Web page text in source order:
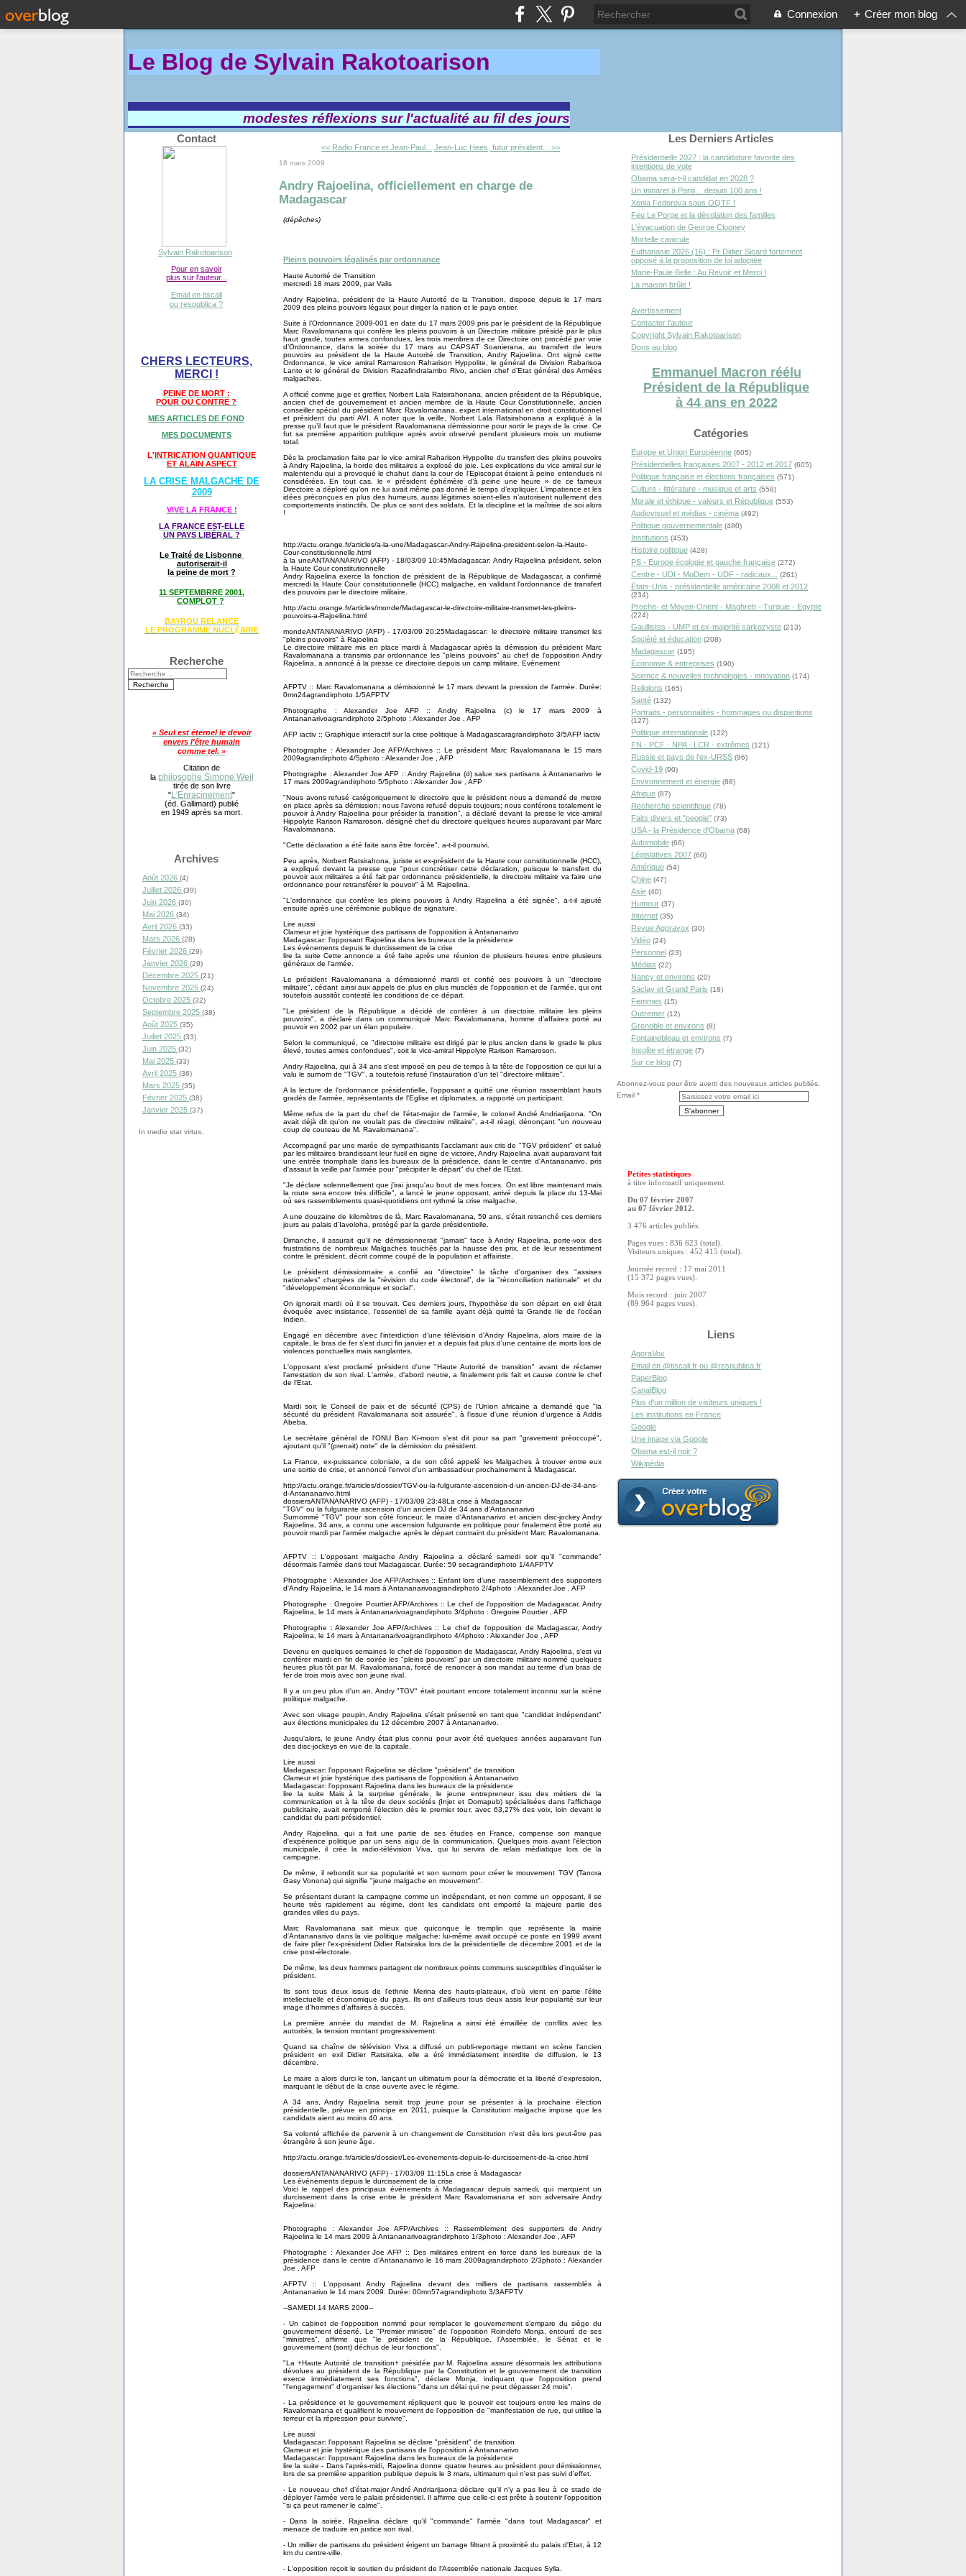
Connexion + Créer mon blog
Le Blog de Sylvain Rakotoarison
modestes réflexions sur l'actualité au fil des jours
Contact
Sylvain Rakotoarison
Pour en savoir
plus sur l'auteur...
Email en tiscali
ou respublica ?
CHERS LECTEURS,
MERCI !
PEINE DE MORT :
POUR OU CONTRE ?
MES ARTICLES DE FOND
MES DOCUMENTS
L'INTRICATION QUANTIQUE
ET ALAIN ASPECT
LA CRISE MALGACHE DE
2009
VIVE LA FRANCE !
LA FRANCE EST-ELLE
UN PAYS LIBÉRAL ?
Le Traité de Lisbonne
autoriserait-il
la peine de mort ?
11 SEPTEMBRRE 2001,
COMPLOT ?
BAYROU RELANCE
LE PROGRAMME NUCLÉAIRE
Recherche
« Seul est éternel le devoir
envers l'être humain
comme tel. »
Citation de
la philosophe Simone Weil
tirée de son livre
"L'Enracinement"
(éd. Gallimard) publié
en 1949 après sa mort.
Archives
Août 2026 (4)
Juillet 2026 (39)
Juin 2026 (30)
Mai 2026 (34)
Avril 2026 (33)
Mars 2026 (28)
Février 2026 (29)
Janvier 2026 (29)
Décembre 2025 (21)
Novembre 2025 (24)
Octobre 2025 (32)
Septembre 2025 (38)
Août 2025 (35)
Juillet 2025 (33)
Juin 2025 (32)
Mai 2025 (33)
Avril 2025 (36)
Mars 2025 (35)
Février 2025 (38)
Janvier 2025 (37)
In medio stat virtus.
<< Radio France et Jean-Paul... Jean-Luc Hees, futur président... >>
18 mars 2009
Andry Rajoelina, officiellement en charge de
Madagascar
(dépêches)
Pleins pouvoirs légalisés par ordonnance
Haute Autorité de Transition
mercredi 18 mars 2009, par Valis
Andry Rajoelina, président de la Haute Autorité de la Transition, dispose depuis le 17 mars
2009 des pleins pouvoirs légaux pour diriger la nation et le pays entier.
Suite à l’Ordonnance 2009-001 en date du 17 mars 2009 pris par le président de la République
Marc Ravalomanana qui confère les pleins pouvoirs à un Directoire militaire présidé par le plus
haut gradé, toutes armes confondues, les trois membres de ce Directoire ont procédé par voie
d’Ordonnance, dans la soirée du 17 mars au CAPSAT Soanierana, au transfert de leurs
pouvoirs au président de la Haute Autorité de Transition, Andry Rajoelina. Ont signé cette
Ordonnance, le vice amiral Ramaroson Raharison Hyppolite, le général de Division Rabarisoa
Lanto et le général de Division Razafindralambo Rivo, ancien chef d’Etat général des Armées
malgaches.
A officié comme juge et greffier, Norbert Lala Ratsirahonana, ancien président de la République,
ancien chef de gouvernement et ancien membre de la Haute Cour Constitutionnelle, ancien
conseiller spécial du président Marc Ravalomanana, expert international en droit constitutionnel
et président du parti AVI. A noter que la veille, Norbert Lala Ratsirahonana a expliqué à la
presse qu’il faut que le président Ravalomanana démissionne pour sortir le pays de la crise. Ce
fut sa première apparition publique après avoir observé pendant plusieurs mois un mutisme
total.
Dès la proclamation faite par le vice amiral Raharison Hyppolite du transfert des pleins pouvoirs
à Andry Rajoelina, la horde des militaires a explosé de joie. Les explications du vice amiral sur le
malentendu qui a provoqué le chahut dans la cour de l’Episcopat étaient à peine entendues ni
considérées. En tout cas, le « président éphémère d’à peine une heure » de ce fameux
Directoire a déploré qu’on ne lui avait même pas donné le temps d’expliquer. L’impatience et les
idées préconçues en plus des humeurs, aussi légitimes soient-elles n’autorisent nullement des
comportements instinctifs. De plus ce sont des soldats. Et la discipline et la maîtrise de soi alors
!
http://actu.orange.fr/articles/a-la-une/Madagascar-Andry-Rajoelina-president-selon-la-Haute-
Cour-constitutionnelle.html
à la uneANTANANARIVO (AFP) - 18/03/09 10:45Madagascar: Andry Rajoelina président, selon
la Haute Cour constitutionnelle
Andry Rajoelina exerce la fonction de président de la République de Madagascar, a confirmé
mercredi la Haute Cour constitutionnelle (HCC) malgache, en validant l'ordonnance de transfert
des pouvoirs par le directoire militaire.
http://actu.orange.fr/articles/monde/Madagascar-le-directoire-militaire-transmet-les-pleins-
pouvoirs-a-Rajoelina.html
mondeANTANANARIVO (AFP) - 17/03/09 20:25Madagascar: le directoire militaire transmet les
"pleins pouvoirs" à Rajoelina
Le directoire militaire mis en place mardi à Madagascar après la démission du président Marc
Ravalomanana a transmis par ordonnance les "pleins pouvoirs" au chef de l'opposition Andry
Rajoelina, a annoncé à la presse ce directoire depuis un camp militaire. Evènement
AFPTV :: Marc Ravalomanana a démissionné le 17 mars devant la pression de l'armée. Durée:
0mn24agrandirphoto 1/5AFPTV
Photographe : Alexander Joe AFP :: Andry Rajoelina (c) le 17 mars 2009 à
Antananarivoagrandirphoto 2/5photo : Alexander Joe , AFP
AFP iactiv :: Graphique interactif sur la crise politique à Madagascaragrandirphoto 3/5AFP iactiv
Photographe : Alexander Joe AFP/Archives :: Le président Marc Ravalomanana le 15 mars
2009agrandirphoto 4/5photo : Alexander Joe , AFP
Photographe : Alexander Joe AFP :: Andry Rajoelina (d) salue ses partisans à Antananarivo le
17 mars 2009agrandirphoto 5/5photo : Alexander Joe , AFP
"Nous avons refusé catégoriquement le directoire que le président nous a demandé de mettre
en place après sa démission; nous l'avons refusé depuis toujours; nous conférons totalement le
pouvoir à Andry Rajoelina pour présider la transition", a déclaré devant la presse le vice-amiral
Hippolyte Rarison Ramaroson, désigné chef du directoire quelques heures auparavant par Marc
Ravalomanana.
"Cette déclaration a été faite sans être forcée", a-t-il poursuivi.
Peu après, Norbert Ratsirahona, juriste et ex-président de la Haute cour constitutionnelle (HCC),
a expliqué devant la presse que "pour concrétiser cette déclaration, puisque le transfert du
pouvoir aux militaires a été fait par ordonnance présidentielle, le directoire militaire va faire une
ordonnance pour retransférer le pouvoir" à M. Rajoelina.
"L'ordonnance qui confère les pleins pouvoirs à Andry Rajoelina a été signée", a-t-il ajouté
ensuite après une cérémonie publique de signature.
Lire aussi
Clameur et joie hystérique des partisans de l'opposition à Antananarivo
Madagascar: l'opposant Rajoelina dans les bureaux de la présidence
Les événements depuis le durcissement de la crise
lire la suite Cette annonce a été faite après une réunion de plusieurs heures entre plusieurs
généraux de l'armée.
Le président Ravalomanana a démissionné mardi et confié ses pouvoirs à un "directoire
militaire", cédant ainsi aux appels de plus en plus musclés de l'opposition et de l'armée, qui ont
toutefois aussitôt contesté les conditions de ce départ.
"Le président de la République a décidé de conférer à un directoire militaire les pleins
pouvoirs", a déclaré dans un communiqué Marc Ravalomanana, homme d'affaires porté au
pouvoir en 2002 par un élan populaire.
Selon le communiqué, ce "directoire militaire est dirigé par le plus ancien dans le grade le plus
élevé, toutes armes confondues", soit le vice-amiral Hippolyte Rarison Ramaroson.
Andry Rajoelina, qui à 34 ans s'est imposé en peu de temps à la tête de l'opposition ce qui lui a
valu le surnom de "TGV", a toutefois refusé l'instauration d'un tel "directoire militaire".
A la lecture de l'ordonnance présidentielle, l'opposant a quitté une réunion rassemblant hauts
gradés de l'armée, représentants de l'Eglise et diplomates, a rapporté un participant.
Même refus de la part du chef de l'état-major de l'armée, le colonel André Andriarijaona. "On
avait déjà dit qu'on ne voulait pas de directoire militaire", a-t-il réagi, dénonçant "un nouveau
coup de couteau de M. Ravalomanana".
Accompagné par une marée de sympathisants l'acclamant aux cris de "TGV président" et salué
par les militaires brandissant leur fusil en signe de victoire, Andry Rajoelina avait auparavant fait
une entrée triomphale dans les bureaux de la présidence, dans le centre d'Antananarivo, pris
d'assaut la veille par l'armée pour "précipiter le départ" du chef de l'Etat.
"Je déclare solennellement que j'irai jusqu'au bout de mes forces. On est libre maintenant mais
la route sera encore très difficile", a lancé le jeune opposant, arrivé depuis la place du 13-Mai
où ses rassemblements quasi-quotidiens ont rythmé la crise malgache.
A une douzaine de kilomètres de là, Marc Ravalomanana, 59 ans, s'était retranché ces derniers
jours au palais d'Iavoloha, protégé par la garde présidentielle.
Dimanche, il assurait qu'il ne démissionnerait "jamais" face à Andry Rajoelina, porte-voix des
frustrations de nombreux Malgaches touchés par la hausse des prix, et de leur ressentiment
contre le président, décrit comme coupé de la population et affairiste.
Le président démissionnaire a confié au "directoire" la tâche d'organiser des "assises
nationales" chargées de la "révision du code électoral", de la "réconciliation nationale" et du
"développement économique et social".
On ignorait mardi où il se trouvait. Ces derniers jours, l'hypothèse de son départ en exil était
évoquée avec insistance, l'essentiel de sa famille ayant déjà quitté la Grande Ile de l'océan
Indien.
Engagé en décembre avec l'interdiction d'une télévision d'Andry Rajoelina, alors maire de la
capitale, le bras de fer s'est durci fin janvier et a depuis fait plus d'une centaine de morts lors de
violences ponctuelles mais sanglantes.
L'opposant s'est proclamé président d'une "Haute Autorité de transition" avant de réclamer
l'arrestation de son rival. L'armée, d'abord neutre, a finalement pris fait et cause contre le chef
de l'Etat.
Mardi soir, le Conseil de paix et de sécurité (CPS) de l'Union africaine a demandé que "la
sécurité du président Ravalomanana soit assurée", à l'issue d'une réunion d'urgence à Addis
Abeba.
Le secrétaire général de l'ONU Ban Ki-moon s'est dit pour sa part "gravement préoccupé",
ajoutant qu'il "(prenait) note" de la démission du président.
La France, ex-puissance coloniale, a de son côté appelé les Malgaches à trouver entre eux
une sortie de crise, et annoncé l'envoi d'un ambassadeur prochainement à Madagascar.
http://actu.orange.fr/articles/dossier/TGV-ou-la-fulgurante-ascension-d-un-ancien-DJ-de-34-ans-
d-Antananarivo.html
dossiersANTANANARIVO (AFP) - 17/03/09 23:48La crise à Madagascar
"TGV" ou la fulgurante ascension d'un ancien DJ de 34 ans d'Antananarivo
Surnommé "TGV" pour son côté fonceur, le maire d'Antananarivo et ancien disc-jockey Andry
Rajoelina, 34 ans, a connu une ascension fulgurante en politique pour finalement être porté au
pouvoir mardi par l'armée malgache après le départ contraint du président Marc Ravalomanana.
AFPTV :: L'opposant malgache Andry Rajoelina a déclaré samedi soir qu'il "commande"
désormais l'armée dans tout Madagascar. Durée: 59 secagrandirphoto 1/4AFPTV
Photographe : Alexander Joe AFP/Archives :: Enfant lors d'une rassemblement des supporters
d'Andry Rajoelina, le 14 mars à Antananarivoagrandirphoto 2/4photo : Alexander Joe , AFP
Photographe : Gregoire Pourtier AFP/Archives :: Le chef de l'opposition de Madagascar, Andry
Rajoelina, le 14 mars à Antananarivoagrandirphoto 3/4photo : Gregoire Pourtier , AFP
Photographe : Alexander Joe AFP/Archives :: Le chef de l'opposition de Madagascar, Andry
Rajoelina, le 14 mars à Antananarivoagrandirphoto 4/4photo : Alexander Joe , AFP
Devenu en quelques semaines le chef de l'opposition de Madagascar, Andry Rajoelina, s'est vu
conférer mardi en fin de soirée les "pleins pouvoirs" par un directoire militaire nommé quelques
heures plus tôt par M. Ravalomanana, forcé de renoncer à son mandat au terme d'un bras de
fer de trois mois avec son jeune rival.
Il y a un peu plus d'un an, Andry "TGV" était pourtant encore totalement inconnu sur la scène
politique malgache.
Avec son visage poupin, Andry Rajoelina s'était présenté en tant que "candidat indépendant"
aux élections municipales du 12 décembre 2007 à Antananarivo.
Jusqu'alors, le jeune Andry était plus connu pour avoir été quelques années auparavant l'un
des disc-jockeys en vue de la capitale.
Lire aussi
Madagascar: l'opposant Rajoelina se déclare "président" de transition
Clameur et joie hystérique des partisans de l'opposition à Antananarivo
Madagascar: l'opposant Rajoelina dans les bureaux de la présidence
lire la suite Mais à la surprise générale, le jeune entrepreneur issu des métiers de la
communication et à la tête de deux sociétés (Injet et Domapub) spécialisées dans l'affichage
publicitaire, avait remporté l'élection dès le premier tour, avec 63,27% des voix, loin devant le
candidat du parti présidentiel.
Andry Rajoelina, qui a fait une partie de ses études en France, compense son manque
d'expérience politique par un sens aigu de la communication. Quelques mois avant l'élection
municipale, il crée la radio-télévision Viva, qui lui servira de relais médiatique lors de la
campagne.
De même, il rebondit sur sa popularité et son surnom pour créer le mouvement TGV (Tanora
Gasy Vonona) qui signifie "jeune malgache en mouvement".
Se présentant durant la campagne comme un indépendant, et non comme un opposant, il se
heurte très rapidement au régime, dont les candidats ont emporté la majeure partie des
grandes villes du pays.
Marc Ravalomanana sait mieux que quiconque le tremplin que représente la mairie
d'Antananarivo dans la vie politique malgache: lui-même avait occupé ce poste en 1999 avant
de faire plier l'ex-président Didier Ratsiraka lors de la présidentielle de décembre 2001 et de la
crise post-électorale.
De même, les deux hommes partagent de nombreux points communs susceptibles d'inquiéter le
président.
Ils sont tous deux issus de l'ethnie Merina des hauts-plateaux, d'où vient en partie l'élite
intellectuelle et économique du pays. Ils ont d'ailleurs tous deux assis leur popularité sur leur
image d'hommes d'affaires à succès.
La première année du mandat de M. Rajoelina a ainsi été émaillée de conflits avec les
autorités, la tension montant progressivement.
Quand sa chaîne de télévision Viva a diffusé un publi-reportage mettant en scène l'ancien
président en exil Didier Ratsiraka, elle a été immédiatement interdite de diffusion, le 13
décembre.
Le maire a alors durci le ton, lançant un ultimatum pour la démocratie et la liberté d'expression,
marquant le début de la crise ouverte avec le régime.
A 34 ans, Andry Rajoelina serait trop jeune pour se présenter à la prochaine élection
présidentielle, prévue en principe en 2011, puisque la Constitution malgache impose que les
candidats aient au moins 40 ans.
Sa volonté affichée de parvenir à un changement de Constitution n'est dès lors peut-être pas
étrangère à son jeune âge.
http://actu.orange.fr/articles/dossier/Les-evenements-depuis-le-durcissement-de-la-crise.html
dossiersANTANANARIVO (AFP) - 17/03/09 11:15La crise à Madagascar
Les événements depuis le durcissement de la crise
Voici le rappel des principaux événements à Madagascar depuis samedi, qui marquent un
durcissement dans la crise entre le président Marc Ravalomanana et son adversaire Andry
Rajoelina:
Photographe : Alexander Joe AFP/Archives :: Rassemblement des supporters de Andry
Rajoelina le 14 mars 2009 à Antananarivoagrandirphoto 1/3photo : Alexander Joe , AFP
Photographe : Alexander Joe AFP :: Des militaires entrent en force dans les bureaux de la
présidence dans le centre d'Antananarivo le 16 mars 2009agrandirphoto 2/3photo : Alexander
Joe , AFP
AFPTV :: L'opposant Andry Rajoelina devant des milliers de partisans rassemblés à
Antananarivo le 14 mars 2009. Durée: 00mn57agrandirphoto 3/3AFPTV
--SAMEDI 14 MARS 2009--
- Un cabinet de l'opposition nommé pour remplacer le gouvernement s'empare du siège du
gouvernement déserté. Le "Premier ministre" de l'opposition Roindefo Monja, entouré de ses
"ministres", affirme que "le président de la République, l'Assemblée, le Sénat et le
gouvernement (sont) déchus de leur fonctions".
"La +Haute Autorité de transition+ présidée par M. Rajoelina assure désormais les attributions
dévolues au président de la République par la Constitution et le gouvernement de transition
exerce immédiatement ses fonctions", déclare Monja, indiquant que l'opposition prend
"l'engagement" d'organiser les élections "dans un délai qui ne peut dépasser 24 mois".
- La présidence et le gouvernement répliquent que le pouvoir est toujours entre les mains de
Ravalomanana et qualifient le mouvement de l'opposition de "manifestation de rue, qui utilise la
terreur et la répression pour survivre".
Lire aussi
Madagascar: l'opposant Rajoelina se déclare "président" de transition
Clameur et joie hystérique des partisans de l'opposition à Antananarivo
Madagascar: l'opposant Rajoelina dans les bureaux de la présidence
lire la suite - Dans l'après-midi, Rajoelina donne quatre heures au président pour démissionner,
lors de sa première apparition publique depuis le 3 mars, ultimatum qui n'est pas suivi d'effet.
- Le nouveau chef d'état-major André Andriarijaona déclare qu'il n'y a pas lieu à ce stade de
déployer l'armée vers le palais présidentiel. Il affirme que celle-ci est prête à soutenir l'opposition
"si ça peut ramener le calme".
- Dans la soirée, Rajoelina déclare qu'il "commande" l'armée "dans tout Madagascar" et
menace de traduire en justice son rival.
- Un millier de partisans du président érigent un barrage filtrant à proximité du palais d'Etat, à 12
km du centre-ville.
- L'opposition reçoit le soutien du président de l'Assemblée nationale Jacques Sylla.
Les Derniers Articles
Présidentielle 2027 : la candidature favorite des
intentions de vote
Obama sera-t-il candidat en 2028 ?
Un minaret à Paris... depuis 100 ans !
Xenia Fedorova sous OQTF !
Feu Le Porge et la désolation des familles
L'évacuation de George Clooney
Mortelle canicule
Euthanasie 2026 (16) : Pr Didier Sicard fortement
opposé à la proposition de loi adoptée
Marie-Paule Belle : Au Revoir et Merci !
La maison brûle !
Avertissement
Contacter l'auteur
Copyright Sylvain Rakotoarison
Dons au blog
Emmanuel Macron réélu
Président de la République
à 44 ans en 2022
Catégories
Europe et Union Européenne (605)
Présidentielles françaises 2007 - 2012 et 2017 (605)
Politique française et élections françaises (571)
Culture - littérature - musique et arts (558)
Morale et éthique - valeurs et République (553)
Audiovisuel et médias - cinéma (492)
Politique gouvernementale (480)
Institutions (453)
Histoire politique (428)
PS - Europe écologie et gauche française (272)
Centre - UDI - MoDem - UDF - radicaux... (261)
États-Unis - présidentielle américaine 2008 et 2012
(234)
Proche- et Moyen-Orient - Maghreb - Turquie - Egypte
(224)
Gaullistes - UMP et ex-majorité sarkozyste (213)
Société et éducation (208)
Madagascar (195)
Économie & entreprises (190)
Science & nouvelles technologies - innovation (174)
Religions (165)
Santé (132)
Portraits - personnalités - hommages ou disparitions
(127)
Politique internationale (122)
FN - PCF - NPA - LCR - extrêmes (121)
Russie et pays de l'ex-URSS (96)
Covid-19 (90)
Environnement et énergie (88)
Afrique (87)
Recherche scientifique (78)
Faits divers et "people" (73)
USA - la Présidence d'Obama (68)
Automobile (66)
Législatives 2007 (60)
Amérique (54)
Chine (47)
Asie (40)
Humour (37)
Internet (35)
Revue Agoravox (30)
Vidéo (24)
Personnel (23)
Médias (22)
Nancy et environs (20)
Saclay et Grand Paris (18)
Femmes (15)
Outremer (12)
Grenoble et environs (8)
Fontainebleau et environs (7)
Insolite et étrange (7)
Sur ce blog (7)
Abonnez-vous pour être averti des nouveaux articles publiés.
Email
Petites statistiques
à titre informatif uniquement.
Du 07 février 2007
au 07 février 2012.
3 476 articles publiés.
Pages vues : 836 623 (total).
Visiteurs uniques : 452 415 (total).
Journée record : 17 mai 2011
(15 372 pages vues).
Mois record : juin 2007
(89 964 pages vues).
Liens
AgoraVox
Email en @tiscali.fr ou @respublica.fr
PaperBlog
CanalBlog
Plus d'un million de visiteurs uniques !
Les institutions en France
Google
Une image via Google
Obama est-il noir ?
Wikipédia